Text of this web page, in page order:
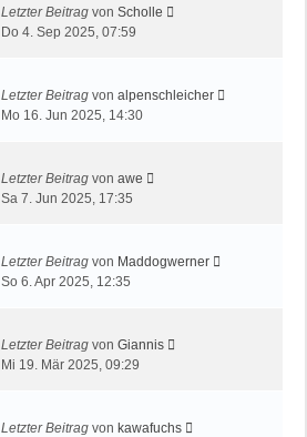
Letzter Beitrag von Scholle
Do 4. Sep 2025, 07:59
Letzter Beitrag von alpenschleicher
Mo 16. Jun 2025, 14:30
Letzter Beitrag von awe
Sa 7. Jun 2025, 17:35
Letzter Beitrag von Maddogwerner
So 6. Apr 2025, 12:35
Letzter Beitrag von Giannis
Mi 19. Mär 2025, 09:29
Letzter Beitrag von kawafuchs